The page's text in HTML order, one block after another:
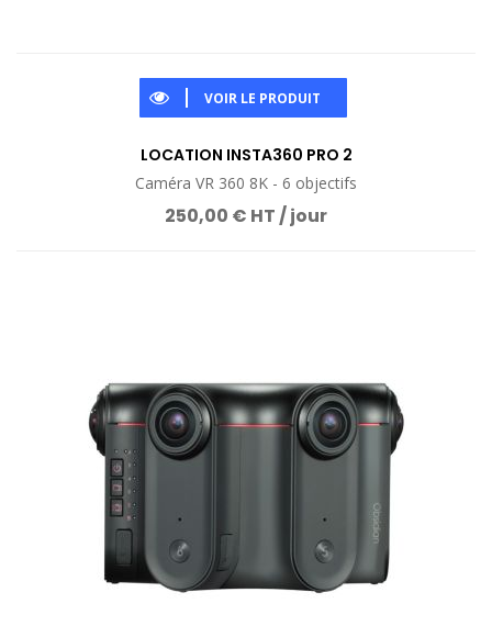
VOIR LE PRODUIT
LOCATION INSTA360 PRO 2
Caméra VR 360 8K - 6 objectifs
250,00 € HT / jour